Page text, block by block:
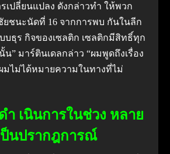
เปลี่ยนแปลง ดังกล่าวทํา ให้พวก
ยชนะนัดที่ 16 จากการพบ กันในลีก
บธุร กิจของเซลติก เซลติกมีสิทธิ์ทุก
” มาร์ตินเดลกล่าว “ผมพูดถึงเรื่อง
มไม่ได้หมายความในทางที่ไม่
า เนินการในช่วง หลาย
นปรากฎการณ์